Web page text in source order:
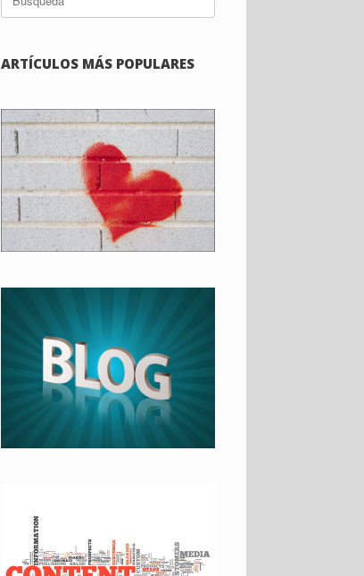
ARTÍCULOS MÁS POPULARES